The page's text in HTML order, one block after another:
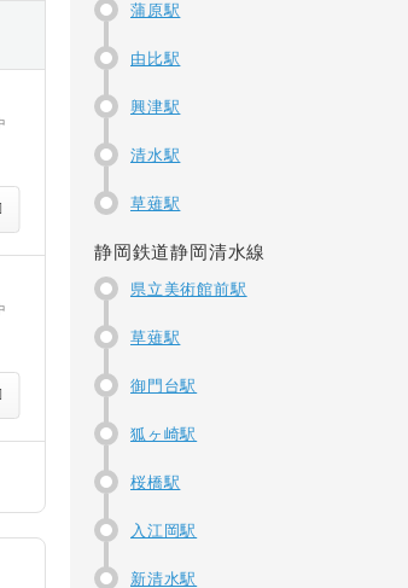
蒲原駅
由比駅
興津駅
清水駅
草薙駅
静岡鉄道静岡清水線
県立美術館前駅
草薙駅
御門台駅
狐ヶ崎駅
桜橋駅
入江岡駅
新清水駅